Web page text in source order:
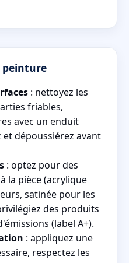
peinture
: nettoyez les
friables,
avec un enduit
dépoussiérez avant
: optez pour des
la pièce (acrylique
satinée pour les
des produits
(label A+).
: appliquez une
respectez les